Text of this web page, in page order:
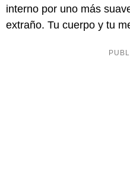
interno por uno más
extraño. Tu cuerpo y tu